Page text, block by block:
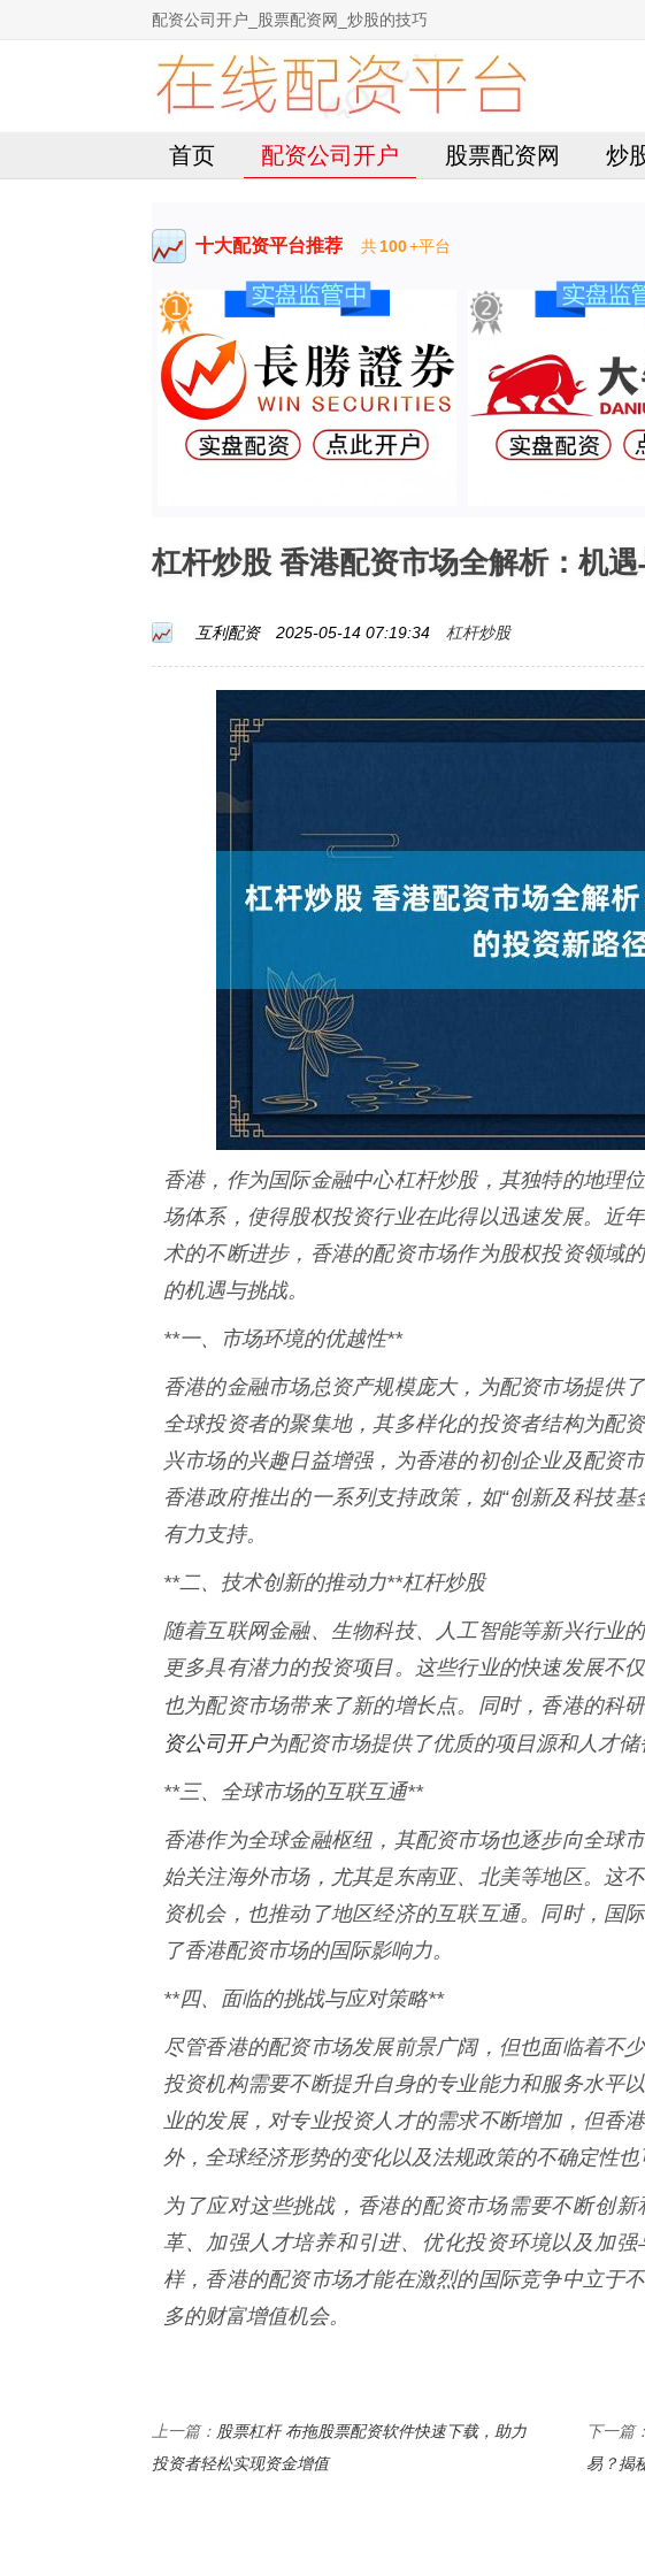
配资公司开户_股票配资网_炒股的技巧
首页 配资公司开户 股票配资网 炒
十大配资平台推荐 共100+平台
杠杆炒股 香港配资市场全解析：机
互利配资 2025-05-14 07:19:34 杠杆炒股
香港，作为国际金融中心杠杆炒股，其独特的地理
场体系，使得股权投资行业在此得以迅速发展。近
术的不断进步，香港的配资市场作为股权投资领域
的机遇与挑战。
**一、市场环境的优越性**
香港的金融市场总资产规模庞大，为配资市场提供
全球投资者的聚集地，其多样化的投资者结构为配
兴市场的兴趣日益增强，为香港的初创企业及配资
香港政府推出的一系列支持政策，如“创新及科技
有力支持。
**二、技术创新的推动力**杠杆炒股
随着互联网金融、生物科技、人工智能等新兴行业
更多具有潜力的投资项目。这些行业的快速发展不
也为配资市场带来了新的增长点。同时，香港的科
资公司开户为配资市场提供了优质的项目源和人才储
**三、全球市场的互联互通**
香港作为全球金融枢纽，其配资市场也逐步向全球
始关注海外市场，尤其是东南亚、北美等地区。这
资机会，也推动了地区经济的互联互通。同时，国
了香港配资市场的国际影响力。
**四、面临的挑战与应对策略**
尽管香港的配资市场发展前景广阔，但也面临着不
投资机构需要不断提升自身的专业能力和服务水平
业的发展，对专业投资人才的需求不断增加，但香
外，全球经济形势的变化以及法规政策的不确定性也
为了应对这些挑战，香港的配资市场需要不断创
革、加强人才培养和引进、优化投资环境以及加
样，香港的配资市场才能在激烈的国际竞争中立于
多的财富增值机会。
上一篇： 股票杠杆 布拖股票配资软件快速下载，助力
投资者轻松实现资金增值
下一篇：
易？揭